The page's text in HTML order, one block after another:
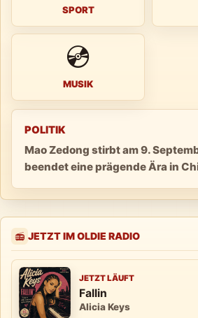
SPORT
💿
MUSIK
POLITIK
Mao Zedong stirbt am 9.
beendet eine prägende Ära in
📻 JETZT IM OLDIE RADIO
JETZT LÄUFT
Fallin
Alicia Keys